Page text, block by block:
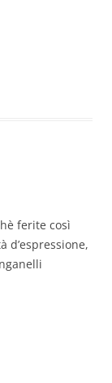
ferite così
d’espressione,